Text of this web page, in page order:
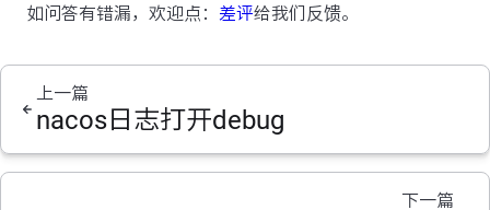
如问答有错漏，欢迎点： 差评给我们反馈。
上一篇
nacos日志打开debug
下一篇